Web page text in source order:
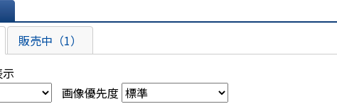
販売中（1）
画像優先度